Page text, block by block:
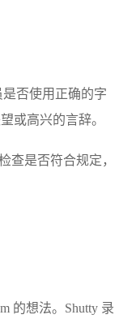
是否使用正确的字
或高兴的言辞。
查是否符合规定，
的想法。Shutty 录